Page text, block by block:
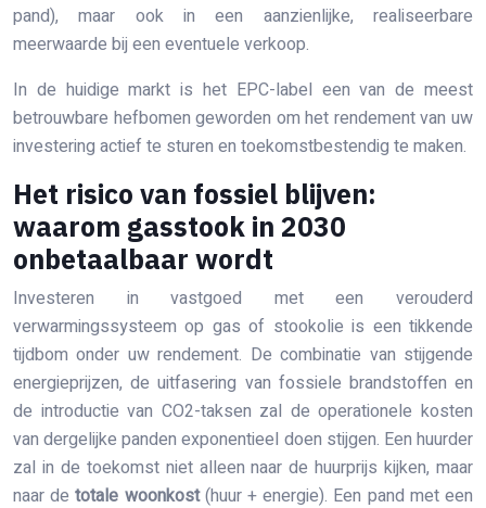
pand), maar ook in een aanzienlijke, realiseerbare
meerwaarde bij een eventuele verkoop.
In de huidige markt is het EPC-label een van de meest
betrouwbare hefbomen geworden om het rendement van uw
investering actief te sturen en toekomstbestendig te maken.
Het risico van fossiel blijven:
waarom gasstook in 2030
onbetaalbaar wordt
Investeren in vastgoed met een verouderd
verwarmingssysteem op gas of stookolie is een tikkende
tijdbom onder uw rendement. De combinatie van stijgende
energieprijzen, de uitfasering van fossiele brandstoffen en
de introductie van CO2-taksen zal de operationele kosten
van dergelijke panden exponentieel doen stijgen. Een huurder
zal in de toekomst niet alleen naar de huurprijs kijken, maar
naar detotale woonkost(huur + energie). Een pand met een